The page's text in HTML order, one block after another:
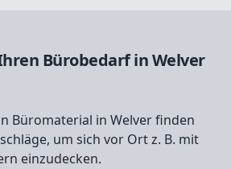
Bürobedarf in Welver
Büromaterial in Welver finden
um sich vor Ort z. B. mit
einzudecken.